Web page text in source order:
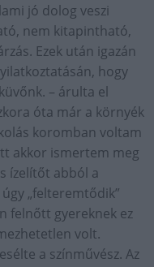
jó dolog veszi
nem kitapintható,
Ezek után igazán
hogy
– árulta el
óta már a környék
koromban voltam
akkor ismertem meg
ízelítőt abból a
„felteremtődik”
felnőtt gyereknek ez
volt.
a színművész. Az